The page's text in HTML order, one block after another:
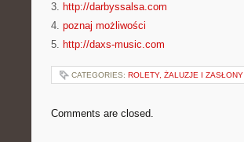
3. http://darbyssalsa.com
4. poznaj możliwości
5. http://daxs-music.com
CATEGORIES: ROLETY, ŻALUZJE I ZASŁONY
Comments are closed.